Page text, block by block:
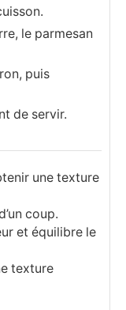
le parmesan
puis
de servir.
une texture
coup.
et équilibre le
texture